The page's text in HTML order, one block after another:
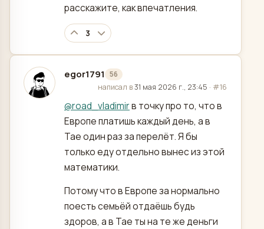
расскажите, как впечатления.
3
egor1791 56
отредактировано
написал в31 мая 2026 г., 23:45 · #16
@road_vladimirв точку про то, что в
Европе платишь каждый день, а в
Тае один раз за перелёт. Я бы
только еду отдельно вынес из этой
математики.
Потому что в Европе за нормально
поесть семьёй отдаёшь будь
здоров, а в Тае ты на те же деньги